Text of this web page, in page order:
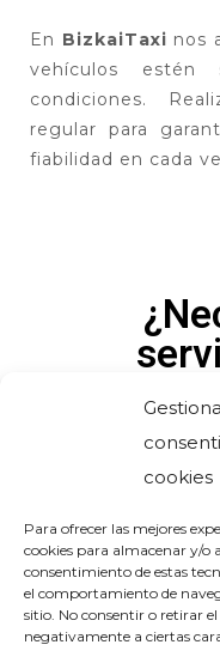
cookies
Para ofrecer las mejores
cookies para almacenar y/o
consentimiento de estas
el comportamiento de
sitio. No consentir o retirar
negativamente a ciertas
En BizkaiTaxi nos
vehículos estén
condiciones.
regular para
fiabilidad en cada
en